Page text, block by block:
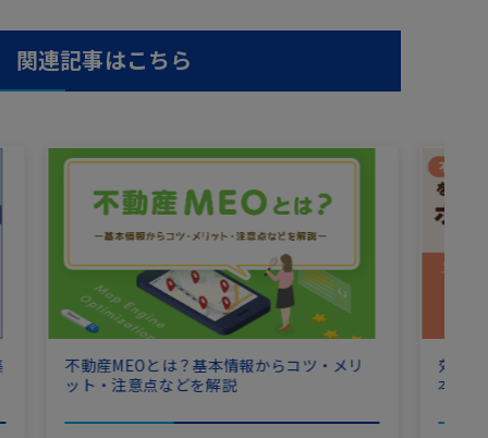
関連記事はこちら
不動産MEOとは？基本情報からコツ・メリ
ット・注意点などを解説
効果
本ポ